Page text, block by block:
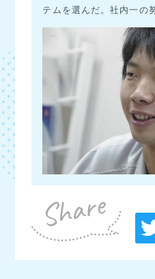
テムを選んだ。社内一の